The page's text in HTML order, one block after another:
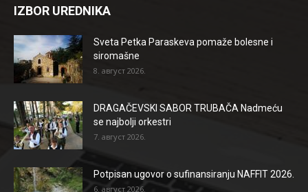
IZBOR UREDNIKA
Sveta Petka Paraskeva pomaže bolesne i
siromašne
8. август 2026.
DRAGAČEVSKI SABOR TRUBAČA Nadmeću
se najbolji orkestri
7. август 2026.
Potpisan ugovor o sufinansiranju NAFFIT 2026.
6. август 2026.